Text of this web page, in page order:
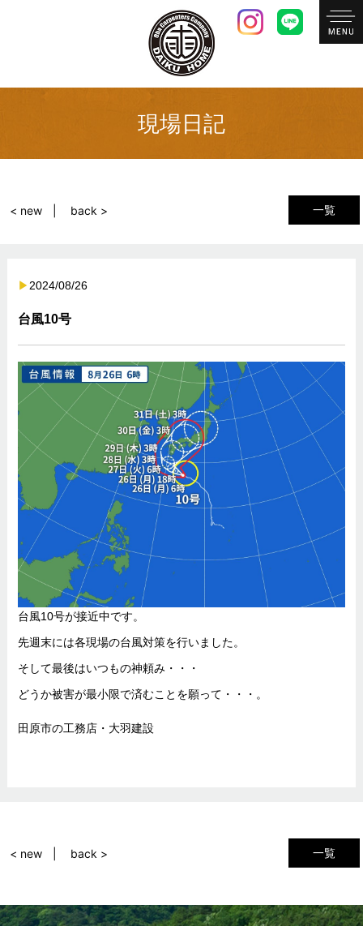
現場日記
一覧
< new back >
2024/08/26
台風10号
台風10号が接近中です。
先週末には各現場の台風対策を行いました。
そして最後はいつもの神頼み・・・
どうか被害が最小限で済むことを願って・・・。
田原市の工務店・大羽建設
一覧
< new back >